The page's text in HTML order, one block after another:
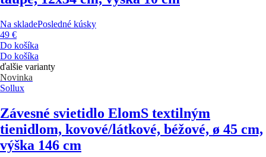
Na skladePosledné kúsky
49 €
Do košíka
Do košíka
ďalšie varianty
Novinka
Sollux
Závesné svietidlo ElomS textilným
tienidlom, kovové/látkové, béžové, ø 45 cm,
výška 146 cm